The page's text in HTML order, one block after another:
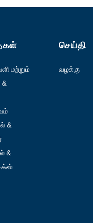
மற்றும்
&
&
&
செய்தி
வழக்கு